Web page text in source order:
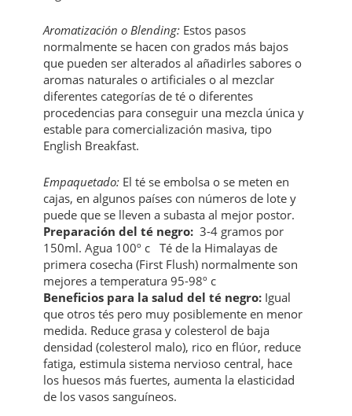
Aromatización o Blending: Estos pasos
normalmente se hacen con grados más bajos
que pueden ser alterados al añadirles sabores o
aromas naturales o artificiales o al mezclar
diferentes categorías de té o diferentes
procedencias para conseguir una mezcla única y
estable para comercialización masiva, tipo
English Breakfast.
Empaquetado: El té se embolsa o se meten en
cajas, en algunos países con números de lote y
puede que se lleven a subasta al mejor postor.
Preparación del té negro: 3-4 gramos por
150ml. Agua 100º c Té de la Himalayas de
primera cosecha (First Flush) normalmente son
mejores a temperatura 95-98º c
Beneficios para la salud del té negro: Igual
que otros tés pero muy posiblemente en menor
medida. Reduce grasa y colesterol de baja
densidad (colesterol malo), rico en flúor, reduce
fatiga, estimula sistema nervioso central, hace
los huesos más fuertes, aumenta la elasticidad
de los vasos sanguíneos.